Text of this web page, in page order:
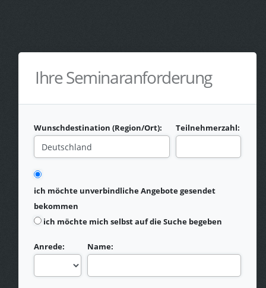
Ihre Seminaranforderung
Wunschdestination (Region/Ort): Teilnehmerzahl:
ich möchte unverbindliche Angebote gesendet
bekommen
ich möchte mich selbst auf die Suche begeben
Anrede: Name: